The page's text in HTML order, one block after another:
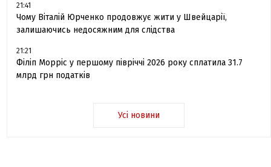
21:41
Чому Віталій Юрченко продовжує жити у Швейцарії,
залишаючись недосяжним для слідства
21:21
Філіп Морріс у першому півріччі 2026 року сплатила 31.7
млрд грн податків
Усі новини